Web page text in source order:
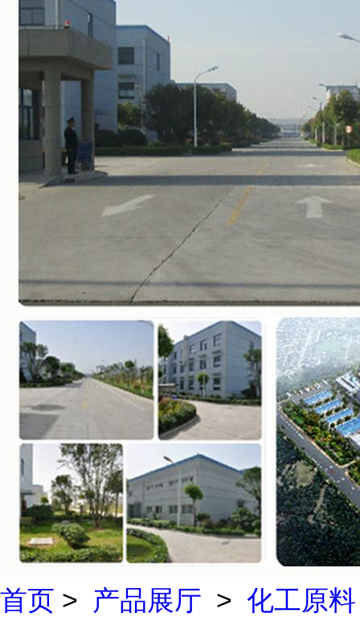
首页 > 产品展厅 > 化工原料